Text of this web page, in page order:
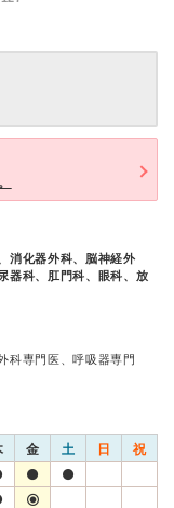
消化器外科、脳神経外
器科、肛門科、眼科、放
科専門医、呼吸器専門
金 土 日 祝